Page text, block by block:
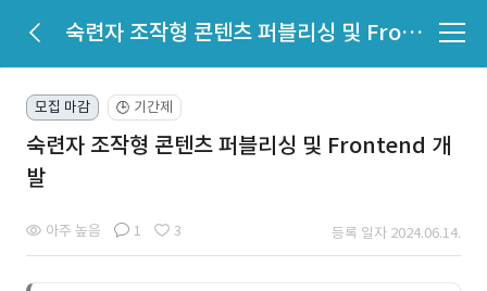
숙련자 조작형 콘텐츠 퍼블리싱 및 Frontend 개발
모집 마감 🕒 기간제
숙련자 조작형 콘텐츠 퍼블리싱 및 Frontend 개
발
아주 높음 1 3 등록 일자 2024.06.14.